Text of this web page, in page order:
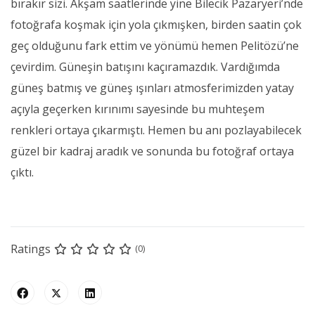
bırakır sizi. Akşam saatlerinde yine Bilecik Pazaryeri’nde
fotoğrafa koşmak için yola çıkmışken, birden saatin çok
geç olduğunu fark ettim ve yönümü hemen Pelitözü’ne
çevirdim. Güneşin batışını kaçıramazdık. Vardığımda
güneş batmış ve güneş ışınları atmosferimizden yatay
açıyla geçerken kırınımı sayesinde bu muhteşem
renkleri ortaya çıkarmıştı. Hemen bu anı pozlayabilecek
güzel bir kadraj aradık ve sonunda bu fotoğraf ortaya
çıktı.
Ratings (0)